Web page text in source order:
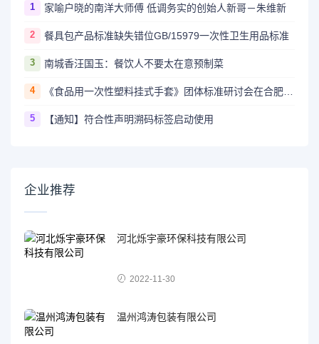
1 家喻户晓的南洋大师傅 低调务实的创始人新哥－朱维新
2 餐具包产品标准缺失错位GB/15979一次性卫生用品标准
3 南城香汪国玉：餐饮人不要太在意预制菜
4 《食品用一次性塑料挂式手套》团体标准研讨会在合肥召开
5 【通知】符合性声明溯码标签启动使用
企业推荐
河北烁宇豪环保科技有限公司
2022-11-30
温州鸿涛包装有限公司